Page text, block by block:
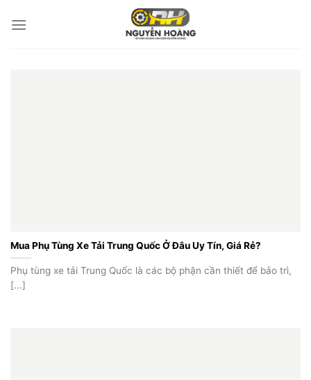
qua
Mua Phụ Tùng Xe Tải Trung Quốc Ở Đâu Uy Tín, Giá Rẻ?
Phụ tùng xe tải Trung Quốc là các bộ phận cần thiết để bảo trì,
[...]